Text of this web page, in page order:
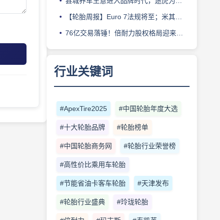
【轮胎周报】Euro 7法规将至；米其林上半年营收超千亿；倍耐力上半年盈利稳增；龙星炭黑斩获欧洲近万吨订单
76亿交易落锤！倍耐力股权格局迎来重塑
行业关键词
#ApexTire2025 #中国轮胎年度大选
#十大轮胎品牌 #轮胎榜单
#中国轮胎商务网 #轮胎行业荣誉榜
#高性价比乘用车轮胎
#节能省油卡客车轮胎 #天津发布
#轮胎行业盛典 #玲珑轮胎